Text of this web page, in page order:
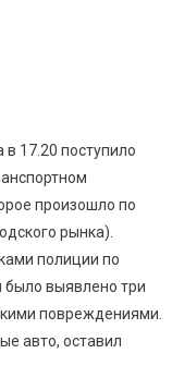
17.20 поступило
произошло по
рынка).
полиции по
было выявлено три
повреждениями.
авто, оставил